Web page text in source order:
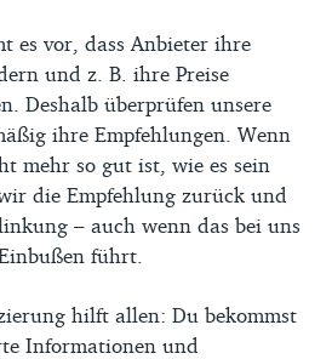
es vor, dass Anbieter ihre
und z. B. ihre Preise
Deshalb überprüfen unsere
ihre Empfehlungen. Wenn
mehr so gut ist, wie es sein
die Empfehlung zurück und
– auch wenn das bei uns
führt.
hilft allen: Du bekommst
Informationen und